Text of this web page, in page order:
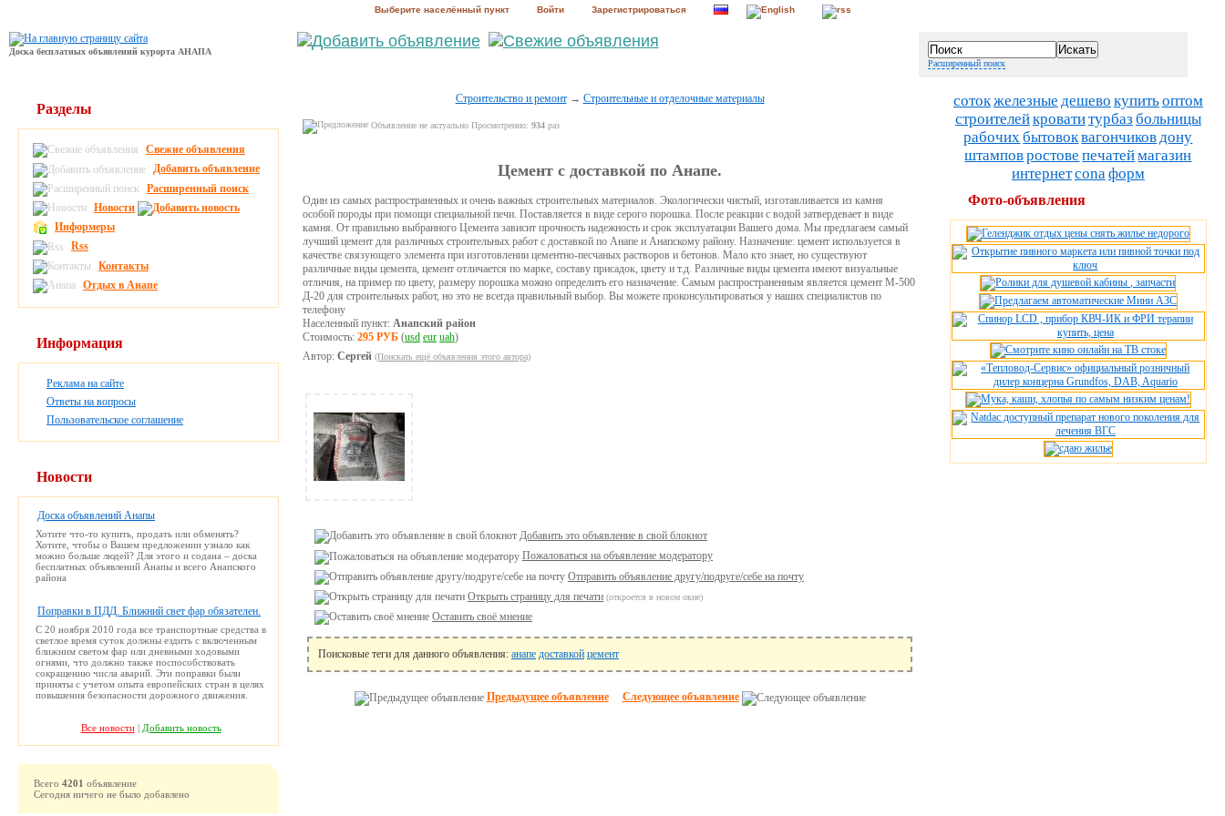
Выберите населённый пункт Войти Зарегистрироваться
Доска бесплатных объявлений курорта АНАПА
Расширенный поиск
Строительство и ремонт→ Строительные и отделочные материалы
Объявление не актуально Просмотренно: 934раз
Цемент с доставкой по Анапе.
Один из самых распространенных и очень важных строительных материалов. Экологически чистый, изготавливается из камня
особой породы при помощи специальной печи. Поставляется в виде серого порошка. После реакции с водой затвердевает в виде
камня. От правильно выбранного Цемента зависит прочность надежность и срок эксплуатации Вашего дома. Мы предлагаем самый
лучший цемент для различных строительных работ с доставкой по Анапе и Анапскому району. Назначение: цемент используется в
качестве связующего элемента при изготовлении цементно-песчаных растворов и бетонов. Мало кто знает, но существуют
различные виды цемента, цемент отличается по марке, составу присадок, цвету и т.д. Различные виды цемента имеют визуальные
отличия, на пример по цвету, размеру порошка можно определить его назначение. Самым распространенным является цемент М-500
Д-20 для строительных работ, но это не всегда правильный выбор. Вы можете проконсультироваться у наших специалистов по
телефону
Населенный пункт: Анапский район
Стоимость: 295 РУБ(usd eur uah)
Автор: Сергей (Поискать ещё объявления этого автора)
Добавить это объявление в свой блокнот
Пожаловаться на объявление модератору
Отправить объявление другу/подруге/себе на почту
Открыть страницу для печати (откроется в новом окне)
Оставить своё мнение
Поисковые теги для данного объявления: анапе доставкой цемент
Предыдущее объявление Следующее объявление
Разделы
Свежие объявления
Добавить объявление
Расширенный поиск
Новости
Информеры
Rss
Контакты
Отдых в Анапе
Информация
Реклама на сайте
Ответы на вопросы
Пользовательское соглашение
Новости
Доска объявлений Анапы
Хотите что-то купить, продать или обменять?
Хотите, чтобы о Вашем предложении узнало как
можно больше людей? Для этого и содана – доска
бесплатных объявлений Анапы и всего Анапского
района
Поправки в ПДД. Ближний свет фар обязателен.
С 20 ноября 2010 года все транспортные средства в
светлое время суток должны ездить с включенным
ближним светом фар или дневными ходовыми
огнями, что должно также поспособствовать
сокращению числа аварий. Эти поправки были
приняты с учетом опыта европейских стран в целях
повышения безопасности дорожного движения.
Все новости| Добавить новость
Всего 4201 объявление
Сегодня ничего не было добавлено
сотокжелезные дешево купитьоптом
строителейкроватитурбаз больницы
рабочихбытовоквагончиковдону
штамповростове печатеймагазин
интернетconaформ
Фото-объявления